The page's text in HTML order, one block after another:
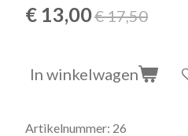
€ 13,00€ 17,50
In winkelwagen
Artikelnummer: 26